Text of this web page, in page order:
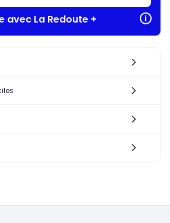
avec La Redoute +